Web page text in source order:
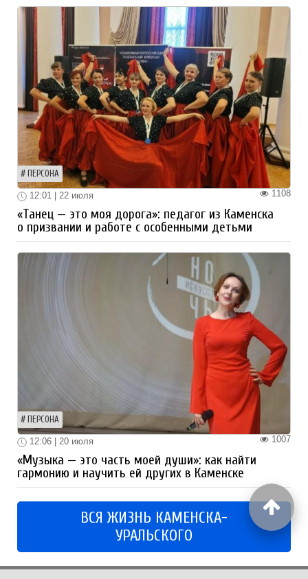
ПЕРСОНА
1108
12:01 | 22 июля
«Танец — это моя дорога»: педагог из Каменска
о призвании и работе с особенными детьми
ПЕРСОНА
1007
12:06 | 20 июля
«Музыка — это часть моей души»: как найти
гармонию и научить ей других в Каменске
ВСЯ ЖИЗНЬ КАМЕНСКА-
УРАЛЬСКОГО